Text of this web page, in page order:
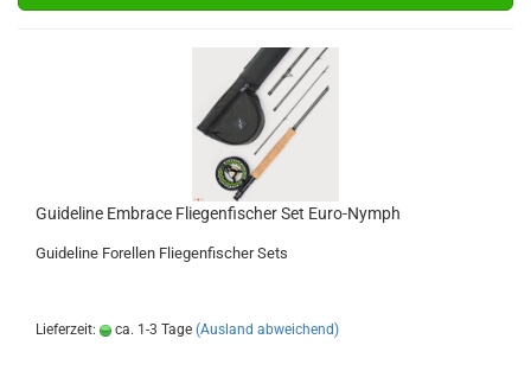
Guideline Embrace Fliegenfischer Set Euro-Nymph
Guideline Forellen Fliegenfischer Sets
Lieferzeit: ca. 1-3 Tage (Ausland abweichend)